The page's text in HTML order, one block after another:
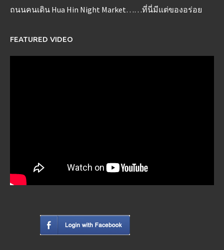
ถนนคนเดิน Hua Hin Night Market……ที่นี่มีแต่ของอร่อย
FEATURED VIDEO